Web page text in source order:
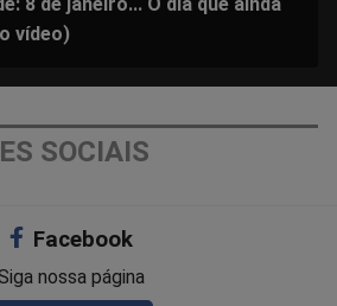
vídeo)
SOCIAIS
Facebook
nossa página